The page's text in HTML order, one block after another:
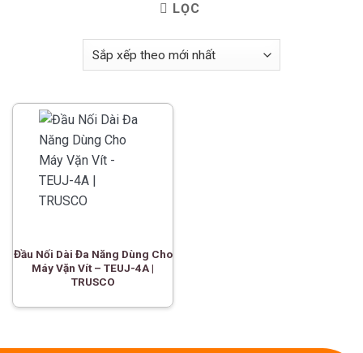
LỌC
Đầu Nối Dài Đa Năng Dùng Cho
Máy Vặn Vít – TEUJ-4A |
TRUSCO